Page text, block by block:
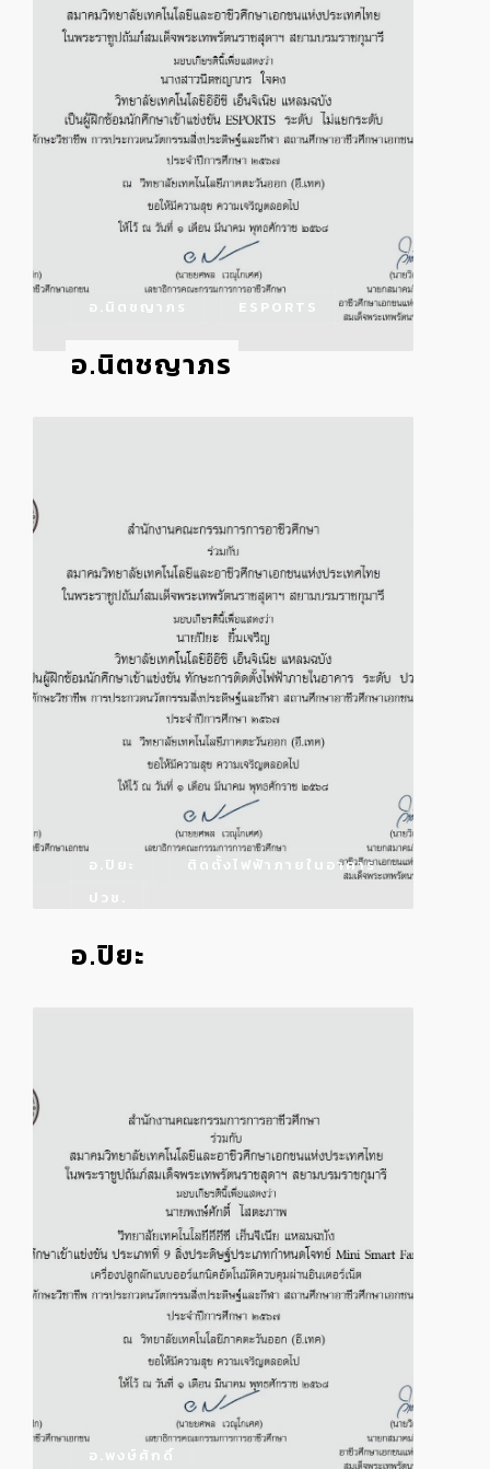
อ.นิตชญาภร ESPORTS
อ.นิตชญาภร
อ.ปิยะ
ติดตั้งไฟฟ้าภายในอาคาร
ปวช.
อ.ปิยะ
อ.พงษ์ศักดิ์